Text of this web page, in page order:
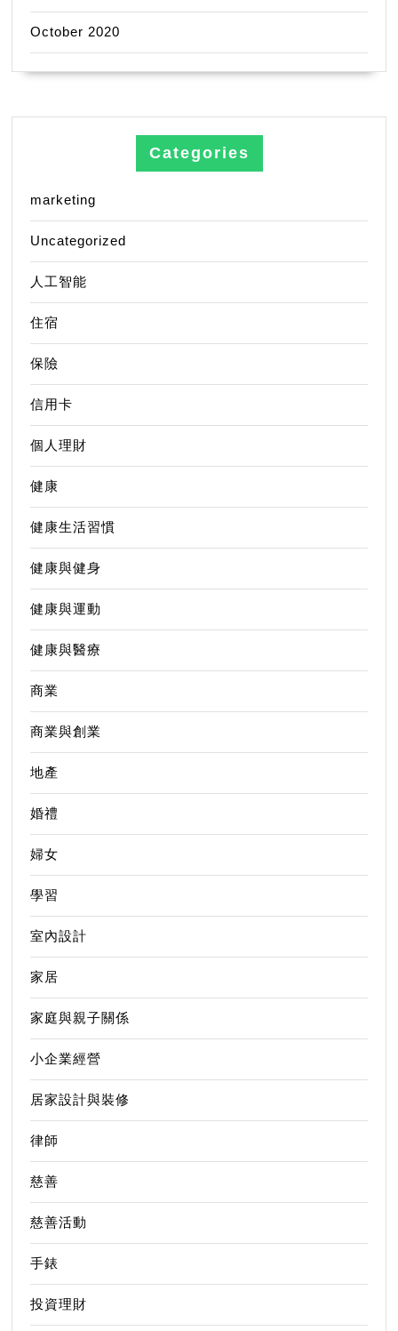
October 2020
Categories
marketing
Uncategorized
人工智能
住宿
保險
信用卡
個人理財
健康
健康生活習慣
健康與健身
健康與運動
健康與醫療
商業
商業與創業
地產
婚禮
婦女
學習
室內設計
家居
家庭與親子關係
小企業經營
居家設計與裝修
律師
慈善
慈善活動
手錶
投資理財